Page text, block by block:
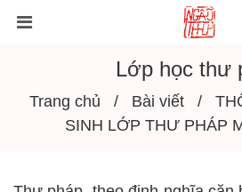
Lớp học thư
Trang chủ Bài viết
SINH LỚP THƯ PHÁP